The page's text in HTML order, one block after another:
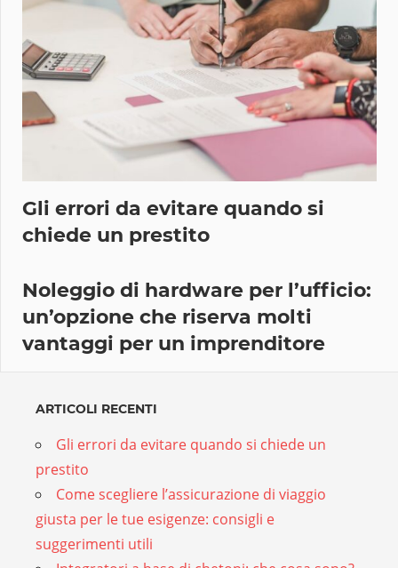
Gli errori da evitare quando si
chiede un prestito
Noleggio di hardware per l’ufficio:
un’opzione che riserva molti
vantaggi per un imprenditore
ARTICOLI RECENTI
Gli errori da evitare quando si chiede un
prestito
Come scegliere l’assicurazione di viaggio
giusta per le tue esigenze: consigli e
suggerimenti utili